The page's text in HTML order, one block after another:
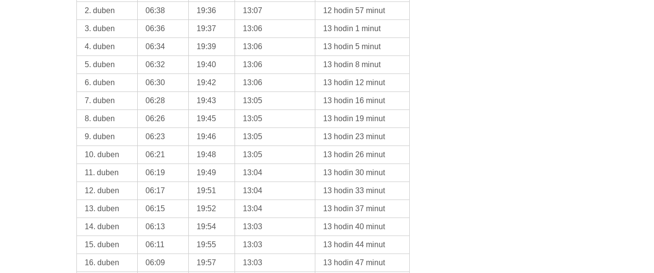
2. duben 06:38 19:36 13:07 12 hodin 57 minut
3. duben 06:36 19:37 13:06 13 hodin 1 minut
4. duben 06:34 19:39 13:06 13 hodin 5 minut
5. duben 06:32 19:40 13:06 13 hodin 8 minut
6. duben 06:30 19:42 13:06 13 hodin 12 minut
7. duben 06:28 19:43 13:05 13 hodin 16 minut
8. duben 06:26 19:45 13:05 13 hodin 19 minut
9. duben 06:23 19:46 13:05 13 hodin 23 minut
10. duben 06:21 19:48 13:05 13 hodin 26 minut
11. duben 06:19 19:49 13:04 13 hodin 30 minut
12. duben 06:17 19:51 13:04 13 hodin 33 minut
13. duben 06:15 19:52 13:04 13 hodin 37 minut
14. duben 06:13 19:54 13:03 13 hodin 40 minut
15. duben 06:11 19:55 13:03 13 hodin 44 minut
16. duben 06:09 19:57 13:03 13 hodin 47 minut